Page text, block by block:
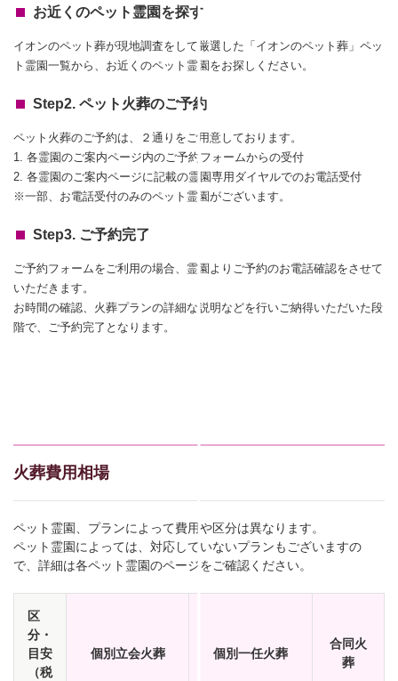
お近くのペット霊園を探す
イオンのペット葬が現地調査をして厳選した「イオンのペット葬」ペッ
ト霊園一覧から、お近くのペット霊園をお探しください。
Step2. ペット火葬のご予約
ペット火葬のご予約は、２通りをご用意しております。
1. 各霊園のご案内ページ内のご予約フォームからの受付
2. 各霊園のご案内ページに記載の霊園専用ダイヤルでのお電話受付
※一部、お電話受付のみのペット霊園がございます。
Step3. ご予約完了
ご予約フォームをご利用の場合、霊園よりご予約のお電話確認をさせて
いただきます。
お時間の確認、火葬プランの詳細な説明などを行いご納得いただいた段
階で、ご予約完了となります。
火葬費用相場
ペット霊園、プランによって費用や区分は異なります。
ペット霊園によっては、対応していないプランもございますの
で、詳細は各ペット霊園のページをご確認ください。
区
分・
目安
（税
個別立会火葬 個別一任火葬
合同火
葬